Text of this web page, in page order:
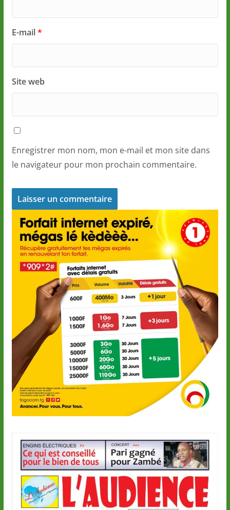
E-mail*
Site web
Enregistrer mon nom, mon e-mail et mon site dans
le navigateur pour mon prochain commentaire.